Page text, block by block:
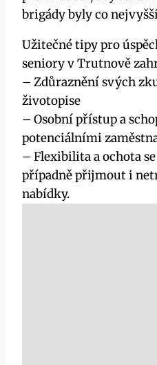
brigády byly co
Užitečné tipy pro
seniory v Trutnově
– Zdůraznění svých
životopise
– Osobní přístup a
potenciálními
– Flexibilita a ochota
případně přijmout i
nabídky.